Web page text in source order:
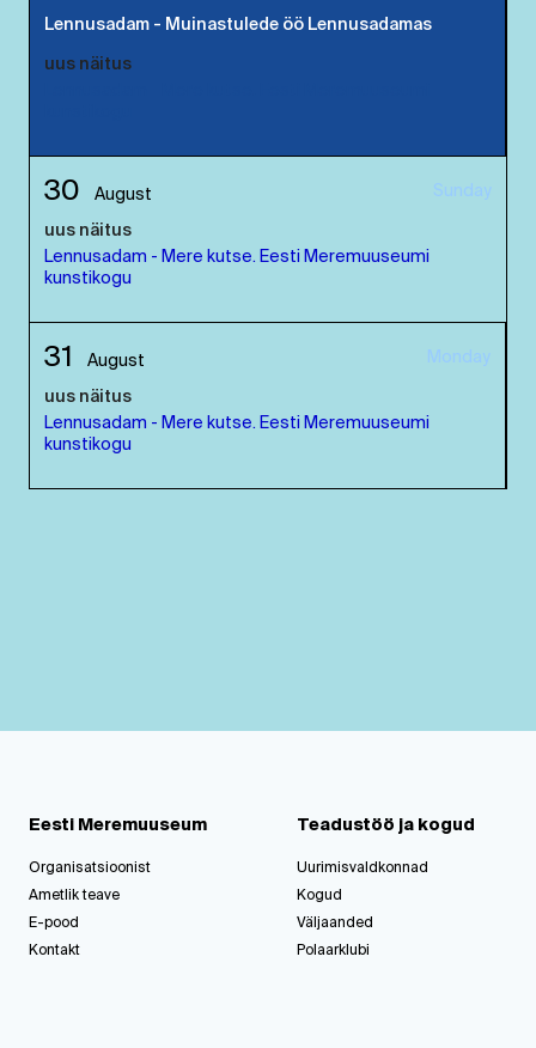
Lennusadam - Muinastulede öö Lennusadamas
uus näitus
30 August Sunday
uus näitus
Lennusadam - Mere kutse. Eesti Meremuuseumi
kunstikogu
31 August Monday
uus näitus
Lennusadam - Mere kutse. Eesti Meremuuseumi
kunstikogu
Eesti Meremuuseum
Organisatsioonist
Ametlik teave
E-pood
Kontakt
Teadustöö ja kogud
Uurimisvaldkonnad
Kogud
Väljaanded
Polaarklubi